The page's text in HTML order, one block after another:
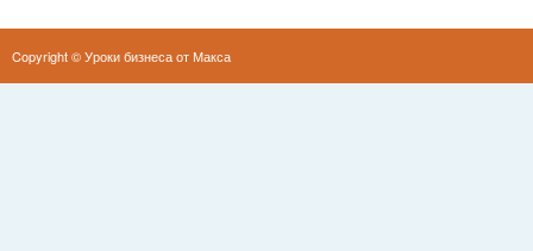
Copyright ©Уроки бизнеса от Макса